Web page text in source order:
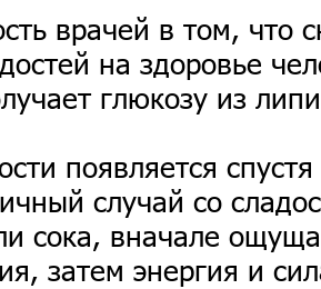
врачей в том,
на здоровье
глюкозу из
появляется
случай со
сока, вначале
затем энергия и